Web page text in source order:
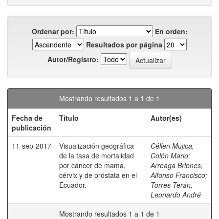
Ordenar por:
En orden:
Resultados por página
Autor/Registro:
Mostrando resultados 1 a 1 de 1
Fecha de
publicación
Título Autor(es)
11-sep-2017
Visualización geográfica
de la tasa de mortalidad
por cáncer de mama,
cérvix y de próstata en el
Ecuador.
Célleri Mujica,
Colón Mario;
Arreaga Briones,
Alfonso Francisco;
Torres Terán,
Leonardo André
Mostrando resultados 1 a 1 de 1